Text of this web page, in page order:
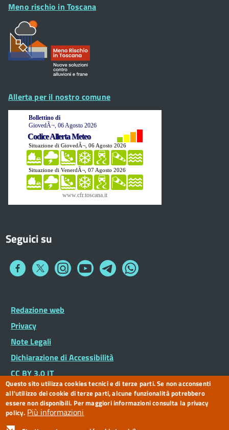
Meno rischio in Toscana
Allerta per il nostro comune
Seguici su
Collegamento
Collegamento
a
Collegamento
a
Collegamento
a
Collegamento
a
Collegamento
a
Footer
Widget
Piè
di
pagina
Redazione web
Privacy
Note Legali
Dichiarazione di Accessibilità
CC BY 3.0 IT
Questo sito utilizza cookies tecnici e di terze parti. Se non acconsenti
all'utilizzo dei cookie di terze parti, alcune funzionalità potrebbero
essere non disponibili. Per maggiori informazioni consulta la privacy
policy. Più informazioni